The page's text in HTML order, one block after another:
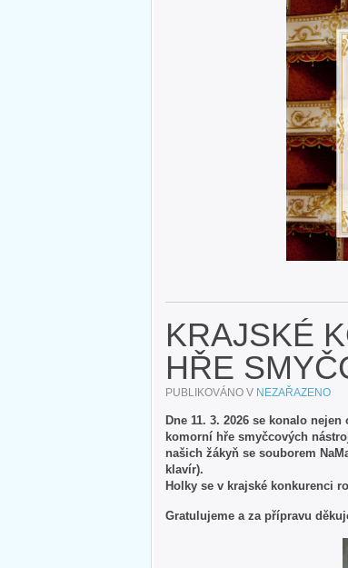
KRAJSKÉ
HŘE
PUBLIKOVÁNO V NEZAŘAZENO
Dne 11. 3. 2026 se konalo
komorní hře smyčcových
našich žákyň se souborem
klavír).
Holky se v krajské konkurenci
Gratulujeme a za přípravu